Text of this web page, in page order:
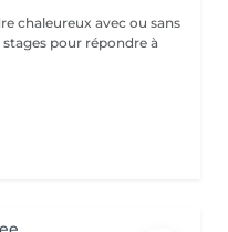
chaleureux avec ou sans
pour répondre à